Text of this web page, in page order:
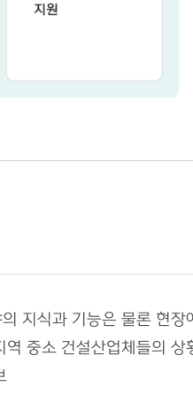
지식과 기능은 물론 현
역 중소 건설산업체들의